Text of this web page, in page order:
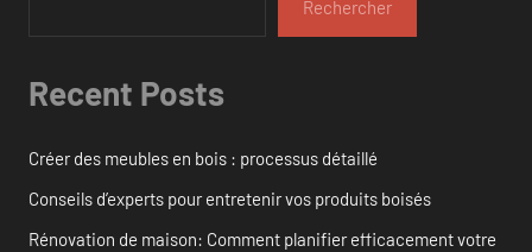
Rechercher
Recent Posts
Créer des meubles en bois : processus détaillé
Conseils d’experts pour entretenir vos produits boisés
Rénovation de maison: Comment planifier efficacement votre